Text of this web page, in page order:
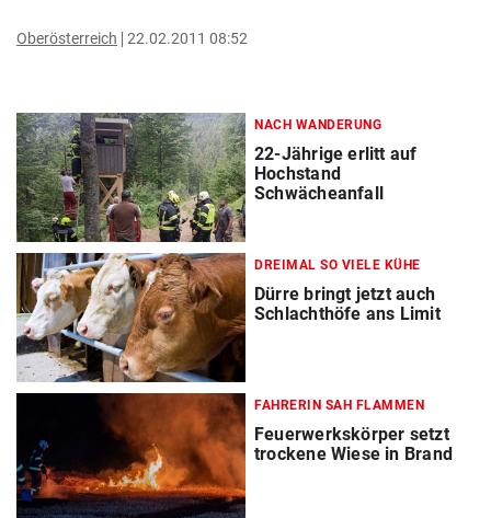
Oberösterreich 22.02.2011 08:52
NACH WANDERUNG
22-Jährige erlitt auf
Hochstand
Schwächeanfall
DREIMAL SO VIELE KÜHE
Dürre bringt jetzt auch
Schlachthöfe ans Limit
FAHRERIN SAH FLAMMEN
Feuerwerkskörper setzt
trockene Wiese in Brand